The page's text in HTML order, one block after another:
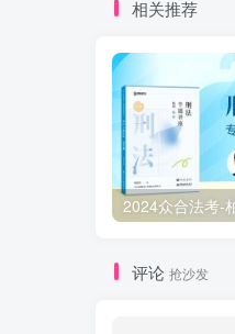
相关推荐
评论 抢沙发